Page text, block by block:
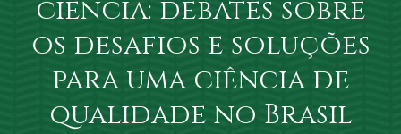
ciência: debates sobre
os desafios e soluções
para uma ciência de
qualidade no Brasil